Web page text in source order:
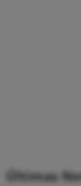
Últimas